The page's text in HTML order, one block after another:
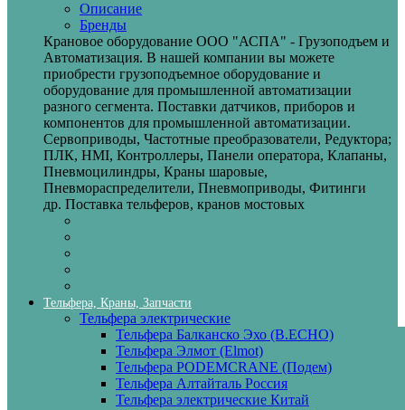
Описание
Бренды
Крановое оборудование ООО "АСПА" - Грузоподъем и
Автоматизация. В нашей компании вы можете
приобрести грузоподъемное оборудование и
оборудование для промышленной автоматизации
разного сегмента. Поставки датчиков, приборов и
компонентов для промышленной автоматизации.
Сервоприводы, Частотные преобразователи, Редуктора;
ПЛК, HMI, Контроллеры, Панели оператора, Клапаны,
Пневмоцилиндры, Краны шаровые,
Пневмораспределители, Пневмоприводы, Фитинги
др. Поставка тельферов, кранов мостовых
Тельфера, Краны, Запчасти
Тельфера электрические
Тельфера Балканско Эхо (B.ECHO)
Тельфера Элмот (Elmot)
Тельфера PODEMCRANE (Подем)
Тельфера Алтайталь Россия
Тельфера электрические Китай